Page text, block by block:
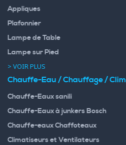
Appliques
Plafonnier
Lampe de Table
Lampe sur Pied
> VOIR PLUS
Chauffe-Eau / Chauffage / Clim
Chauffe-Eaux sanili
Chauffe-Eaux à junkers Bosch
Chauffe-eaux Chaffoteaux
Climatiseurs et Ventilateurs